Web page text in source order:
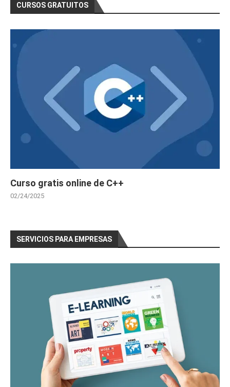
CURSOS GRATUITOS
Curso gratis online de C++
02/24/2025
SERVICIOS PARA EMPRESAS